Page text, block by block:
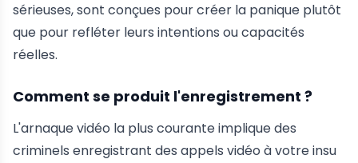
sérieuses, sont conçues pour créer la panique plutôt
que pour refléter leurs intentions ou capacités
réelles.
Comment se produit l'enregistrement ?
L'arnaque vidéo la plus courante implique des
criminels enregistrant des appels vidéo à votre insu